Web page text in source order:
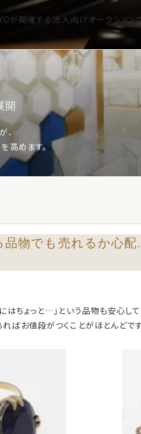
が開催する法人向けオークション
開
、
高めます。
品物でも売れるか心
はちょっと…」という品物も安心して
ばお値段がつくことがほとんどです